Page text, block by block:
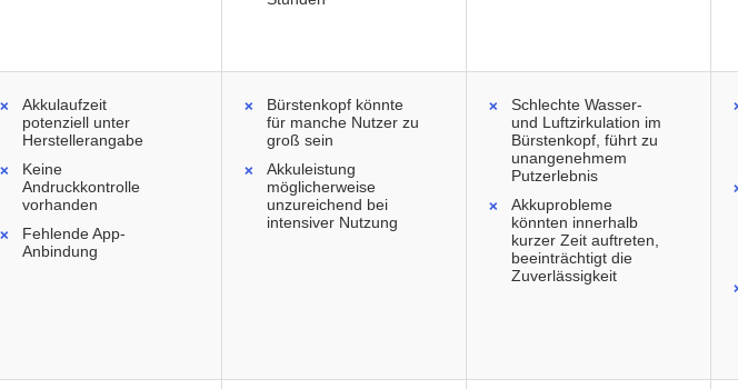
Akkulaufzeit
potenziell unter
Herstellerangabe
Keine
Andruckkontrolle
vorhanden
Fehlende App-
Anbindung
Bürstenkopf könnte
für manche Nutzer zu
groß sein
Akkuleistung
möglicherweise
unzureichend bei
intensiver Nutzung
Schlechte Wasser-
und Luftzirkulation im
Bürstenkopf, führt zu
unangenehmem
Putzerlebnis
Akkuprobleme
könnten innerhalb
kurzer Zeit auftreten,
beeinträchtigt die
Zuverlässigkeit